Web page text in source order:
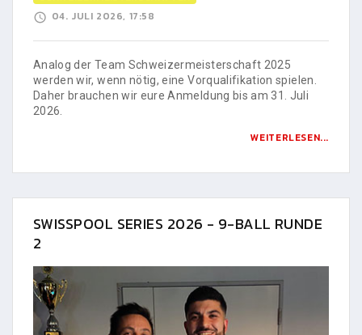
04. JULI 2026, 17:58
Analog der Team Schweizermeisterschaft 2025
werden wir, wenn nötig, eine Vorqualifikation spielen.
Daher brauchen wir eure Anmeldung bis am 31. Juli
2026.
WEITERLESEN...
SWISSPOOL SERIES 2026 - 9-BALL RUNDE
2